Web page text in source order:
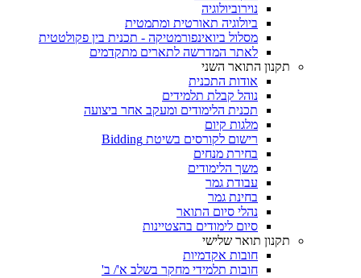
נוירוביולוגיה
ביולוגיה תאורטית ומתמטית
מסלול ביואינפורמטיקה - תכנית בין פקולטטית
לאתר המדרשה לתארים מתקדמים
תקנון התואר השני
אודות התכנית
נוהל קבלת תלמידים
תכנית הלימודים ומעקב אחר ביצועה
מלגות קיום
רישום לקורסים בשיטת Bidding
בחירת מנחים
משך הלימודים
עבודת גמר
בחינת גמר
נהלי סיום התואר
סיום לימודים בהצטיינות
תקנון תואר שלישי
חובות אקדמיות
חובות תלמידי מחקר בשלב א'/ ב'